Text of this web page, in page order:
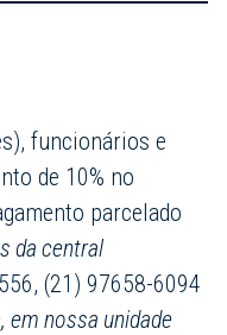
funcionários e
de 10% no
parcelado
da central
(21) 97658-6094
em nossa unidade